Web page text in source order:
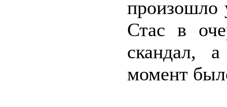
произошло
Стас в
скандал,
момент